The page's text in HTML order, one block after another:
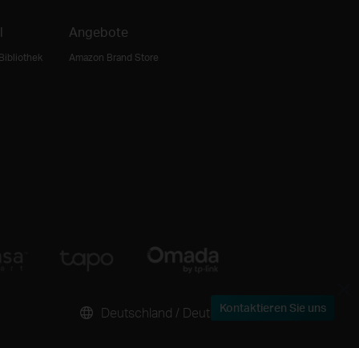
Angebote
Amazon Brand Store
Deutschland / DeutschKontaktieren Sie uns